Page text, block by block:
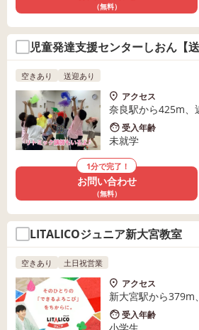
（無料）
児童発達支援センターしおん【送
空きあり 送迎あり
アクセス
奈良駅から425m、
受入年齢
未就学
1分で完了！
お問い合わせ
（無料）
LITALICOジュニア新大宮教室
空きあり 土日祝営業
アクセス
新大宮駅から379m
受入年齢